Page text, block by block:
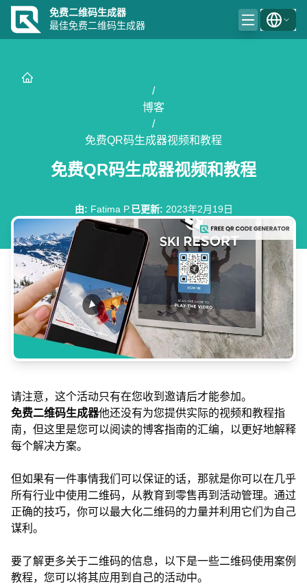
免费二维码生成器
最佳免费二维码生成器
/
博客
/
免费QR码生成器视频和教程
免费QR码生成器视频和教程
由: Fatima P.已更新: 2023年2月19日
请注意，这个活动只有在您收到邀请后才能参加。
免费二维码生成器他还没有为您提供实际的视频和教程指
南，但这里是您可以阅读的博客指南的汇编，以更好地解释
每个解决方案。
但如果有一件事情我们可以保证的话，那就是你可以在几乎
所有行业中使用二维码，从教育到零售再到活动管理。通过
正确的技巧，你可以最大化二维码的力量并利用它们为自己
谋利。
要了解更多关于二维码的信息，以下是一些二维码使用案例
教程，您可以将其应用到自己的活动中。